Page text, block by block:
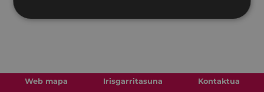
Web mapa Irisgarritasuna
Kontaktua